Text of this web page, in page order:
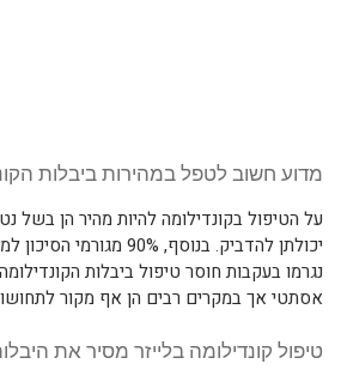
מדוע חשוב לטפל במהירות ביבלות
על הטיפול בקונדילומה להיות מהיר הן בשל
יכולתן להדביק. בנוסף,
נגרמו בעקבות חוסר טיפול ביבלות
אסתטי אך במקרים רבים הן אף מקור
טיפול קונדילומה בלייזר מסיר את